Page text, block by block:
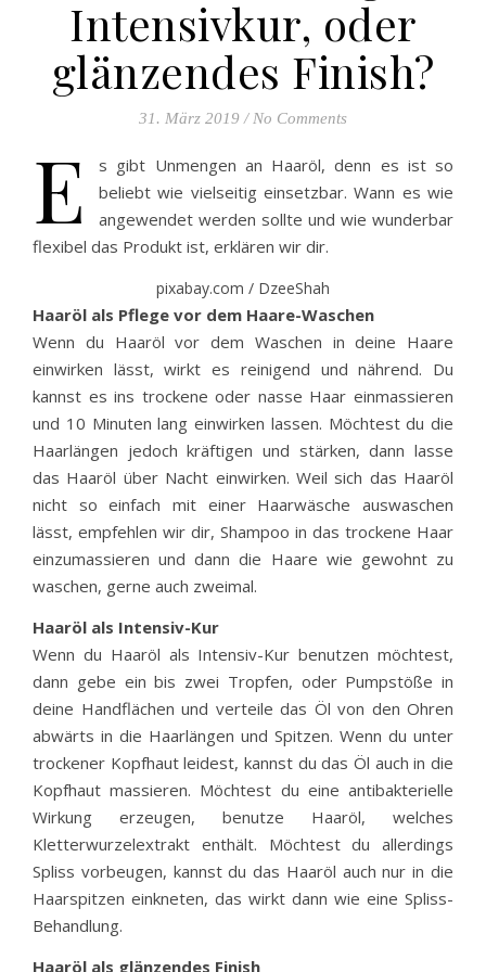
Intensivkur, oder
glänzendes Finish?
31. März 2019 / No Comments
E
s gibt Unmengen an Haaröl, denn es ist so
beliebt wie vielseitig einsetzbar. Wann es wie
angewendet werden sollte und wie wunderbar
flexibel das Produkt ist, erklären wir dir.
pixabay.com / DzeeShah
Haaröl als Pflege vor dem Haare-Waschen
Wenn du Haaröl vor dem Waschen in deine Haare
einwirken lässt, wirkt es reinigend und nährend. Du
kannst es ins trockene oder nasse Haar einmassieren
und 10 Minuten lang einwirken lassen. Möchtest du die
Haarlängen jedoch kräftigen und stärken, dann lasse
das Haaröl über Nacht einwirken. Weil sich das Haaröl
nicht so einfach mit einer Haarwäsche auswaschen
lässt, empfehlen wir dir, Shampoo in das trockene Haar
einzumassieren und dann die Haare wie gewohnt zu
waschen, gerne auch zweimal.
Haaröl als Intensiv-Kur
Wenn du Haaröl als Intensiv-Kur benutzen möchtest,
dann gebe ein bis zwei Tropfen, oder Pumpstöße in
deine Handflächen und verteile das Öl von den Ohren
abwärts in die Haarlängen und Spitzen. Wenn du unter
trockener Kopfhaut leidest, kannst du das Öl auch in die
Kopfhaut massieren. Möchtest du eine antibakterielle
Wirkung erzeugen, benutze Haaröl, welches
Kletterwurzelextrakt enthält. Möchtest du allerdings
Spliss vorbeugen, kannst du das Haaröl auch nur in die
Haarspitzen einkneten, das wirkt dann wie eine Spliss-
Behandlung.
Haaröl als glänzendes Finish